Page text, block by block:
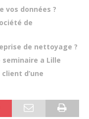
vos données ?
de
de nettoyage ?
a Lille
d’une